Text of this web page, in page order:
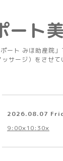
ト
ート みほ助産院
サージ）をさせ
2026.08.07
9:00×10:30×